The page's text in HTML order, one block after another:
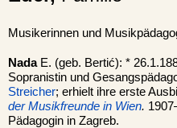
Musikerinnen und
Nada E. (geb. Bertić): *
Sopranistin und
Streicher; erhielt ihre erste
der Musikfreunde in Wien.
Pädagogin in Zagreb.